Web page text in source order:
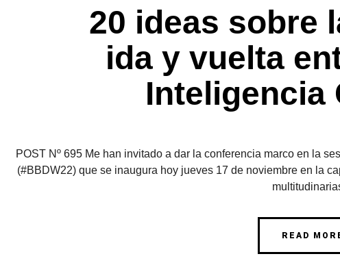
20 ideas sobre
ida y vuelta
Inteligencia
POST Nº 695 Me han invitado a dar la conferencia marco en la
(#BBDW22) que se inaugura hoy jueves 17 de noviembre en la
READ